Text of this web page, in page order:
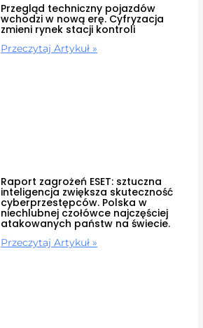
Przegląd techniczny pojazdów
wchodzi w nową erę. Cyfryzacja
zmieni rynek stacji kontroli
Przeczytaj Artykuł »
Raport zagrożeń ESET: sztuczna
inteligencja zwiększa skuteczność
cyberprzestępców. Polska w
niechlubnej czołówce najczęściej
atakowanych państw na świecie.
Przeczytaj Artykuł »